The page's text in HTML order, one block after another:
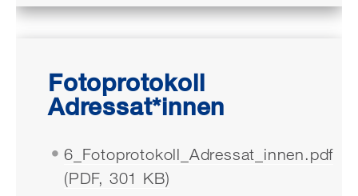
Fotoprotokoll
Adressat*innen
6_Fotoprotokoll_Adressat_innen.pdf
(PDF, 301 KB)